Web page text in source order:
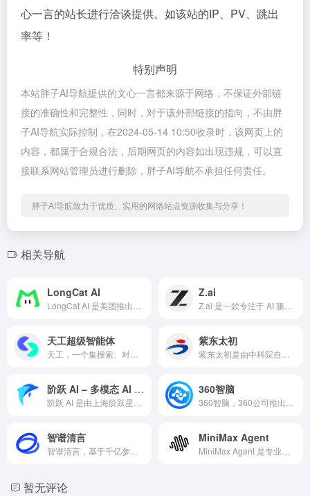
心一言的站长进行洽谈提供。如该站的IP、PV、跳出
率等！
特别声明
本站胖子AI导航提供的文心一言都来源于网络，不保证外部链
接的准确性和完整性，同时，对于该外部链接的指向，不由胖
子AI导航实际控制，在2024-05-14 10:50收录时，该网页上的
内容，都属于合规合法，后期网页的内容如出现违规，可以直
接联系网站管理员进行删除，胖子AI导航不承担任何责任。
胖子AI导航致力于优质、实用的网络站点资源收集与分享！
相关导航
LongCat AI Z.ai
天工超级智能体 紫东太初
阶跃 AI – 多模态 AI 助手 360智脑
智谱清言 MiniMax Agent
暂无评论